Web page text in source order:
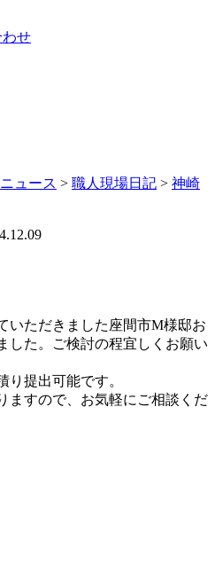
ニュース > 職人現場日記 > 神崎
いただきました座間市М様邸お
した。ご検討の程宜しくお願い
り提出可能です。
ますので、お気軽にご相談くだ